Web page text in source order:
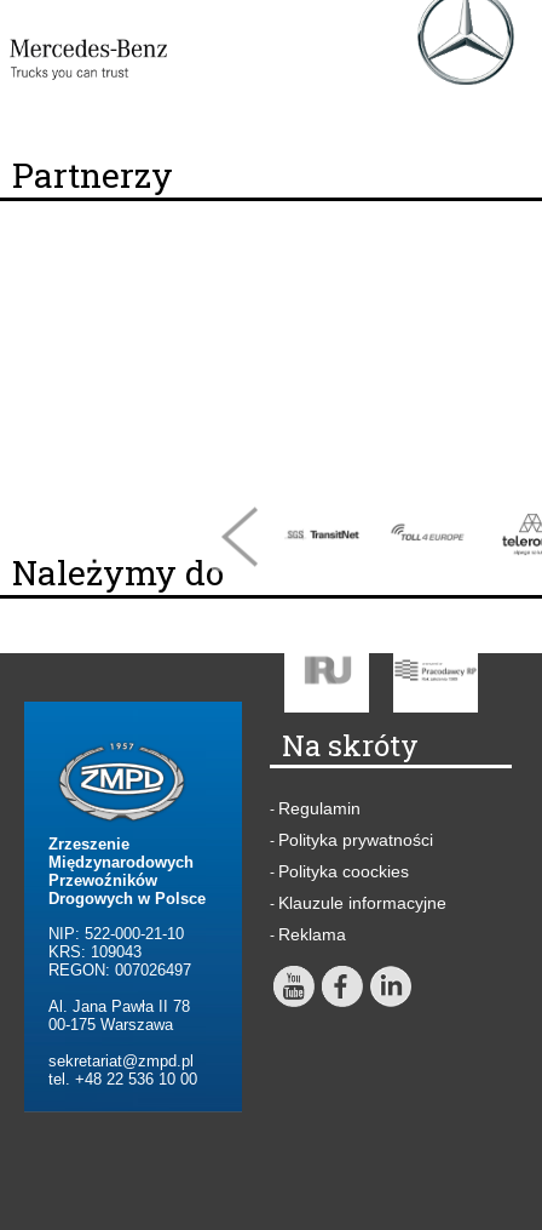
Partnerzy
Należymy do
Zrzeszenie
Międzynarodowych
Przewoźników
Drogowych w Polsce
NIP: 522-000-21-10
KRS: 109043
REGON: 007026497
Al. Jana Pawła II 78
00-175 Warszawa
sekretariat@zmpd.pl
tel. +48 22 536 10 00
Na skróty
- Regulamin
- Polityka prywatności
- Polityka coockies
- Klauzule informacyjne
- Reklama